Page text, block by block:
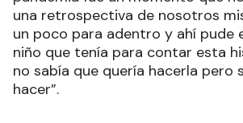
una retrospectiva de nosotros
un poco para adentro y ahí pude
niño que tenía para contar esta
no sabía que quería hacerla pero
hacer”.